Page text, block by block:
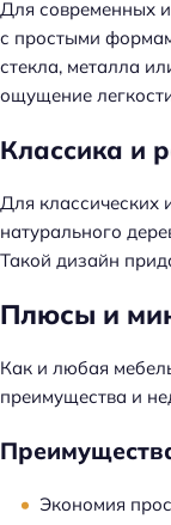
Для современных
с простыми
стекла, металла
ощущение
Классика и
Для классических
натурального
Такой дизайн
Плюсы и
Как и любая
преимущества и
Экономия